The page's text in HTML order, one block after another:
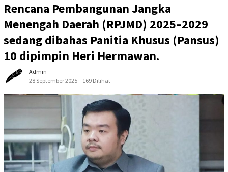
Rencana Pembangunan Jangka
Menengah Daerah (RPJMD) 2025–2029
sedang dibahas Panitia Khusus (Pansus)
10 dipimpin Heri Hermawan.
Admin
28 September 2025
169 Dilihat